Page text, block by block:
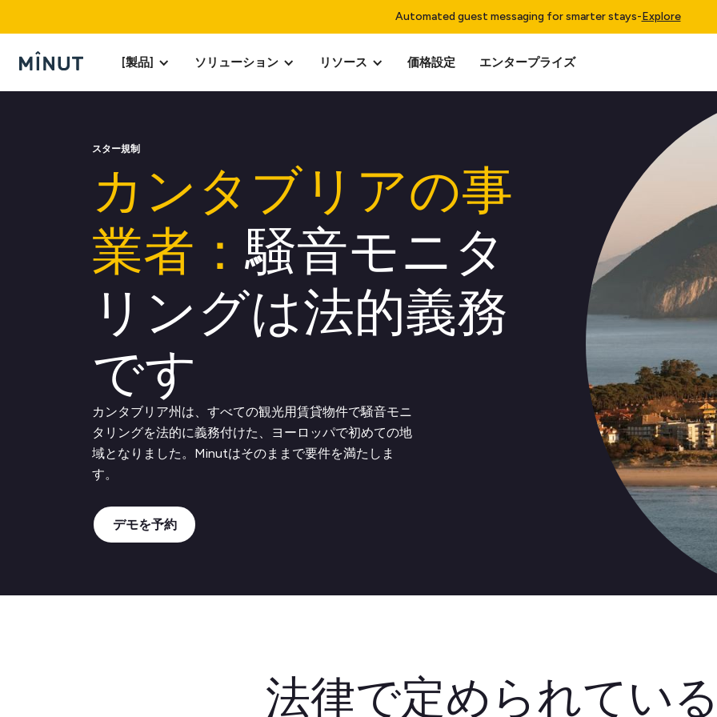
Automated guest messaging for smarter stays-Explore
[製品] ソリューション リソース 価格設定 エンタープライズ
スター規制
カンタブリアの事
業者：騒音モニタ
リングは法的義務
です
カンタブリア州は、すべての観光用賃貸物件で騒音モニ
タリングを法的に義務付けた、ヨーロッパで初めての地
域となりました。Minutはそのままで要件を満たしま
す。
デモを予約
法律で定められてい